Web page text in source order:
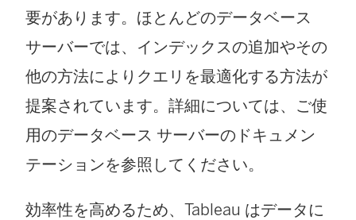
要があります。ほとんどのデータベース
サーバーでは、インデックスの追加やその
他の方法によりクエリを最適化する方法が
提案されています。詳細については、ご使
用のデータベース サーバーのドキュメン
テーションを参照してください。
効率性を高めるため、Tableau はデータに